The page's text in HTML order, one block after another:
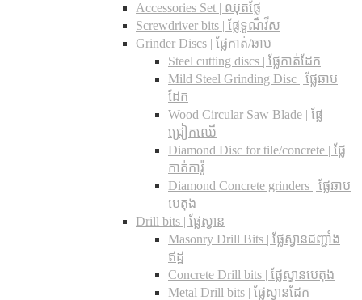
Accessories Set | ឈុតផ្លែ
Screwdriver bits | ផ្លែទួណឺវីស
Grinder Discs |​ ផ្លែកាត់/ឆាប
Steel cutting discs |​ ផ្លែកាត់ដែក
Mild Steel Grinding Disc | ផ្លែឆាប
ដែក
Wood Circular Saw Blade | ផ្លែ
ជ្រៀកឈើ
Diamond Disc for tile/concrete​ | ផ្លែ
កាត់ការ៉ូ
Diamond Concrete grinders | ផ្លែឆាប
បេតុង
Drill bits |​ ផ្លែស្វាន
Masonry Drill Bits |​ ផ្លែស្វានជញ្ជាំង
ឥដ្ឋ
Concrete Drill bits |​ ផ្លែស្វានបេតុង
Metal Drill bits |​ ផ្លែស្វានដែក